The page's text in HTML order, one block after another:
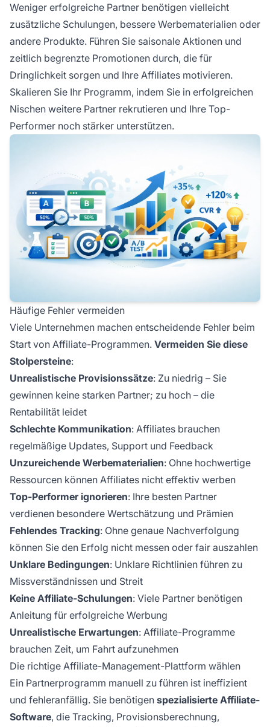
Weniger erfolgreiche Partner benötigen vielleicht
zusätzliche Schulungen, bessere Werbematerialien oder
andere Produkte. Führen Sie saisonale Aktionen und
zeitlich begrenzte Promotionen durch, die für
Dringlichkeit sorgen und Ihre Affiliates motivieren.
Skalieren Sie Ihr Programm, indem Sie in erfolgreichen
Nischen weitere Partner rekrutieren und Ihre Top-
Performer noch stärker unterstützen.
Häufige Fehler vermeiden
Viele Unternehmen machen entscheidende Fehler beim
Start von Affiliate-Programmen. Vermeiden Sie diese
Stolpersteine:
Unrealistische Provisionssätze: Zu niedrig – Sie
gewinnen keine starken Partner; zu hoch – die
Rentabilität leidet
Schlechte Kommunikation: Affiliates brauchen
regelmäßige Updates, Support und Feedback
Unzureichende Werbematerialien: Ohne hochwertige
Ressourcen können Affiliates nicht effektiv werben
Top-Performer ignorieren: Ihre besten Partner
verdienen besondere Wertschätzung und Prämien
Fehlendes Tracking: Ohne genaue Nachverfolgung
können Sie den Erfolg nicht messen oder fair auszahlen
Unklare Bedingungen: Unklare Richtlinien führen zu
Missverständnissen und Streit
Keine Affiliate-Schulungen: Viele Partner benötigen
Anleitung für erfolgreiche Werbung
Unrealistische Erwartungen: Affiliate-Programme
brauchen Zeit, um Fahrt aufzunehmen
Die richtige Affiliate-Management-Plattform wählen
Ein Partnerprogramm manuell zu führen ist ineffizient
und fehleranfällig. Sie benötigen spezialisierte Affiliate-
Software, die Tracking, Provisionsberechnung,